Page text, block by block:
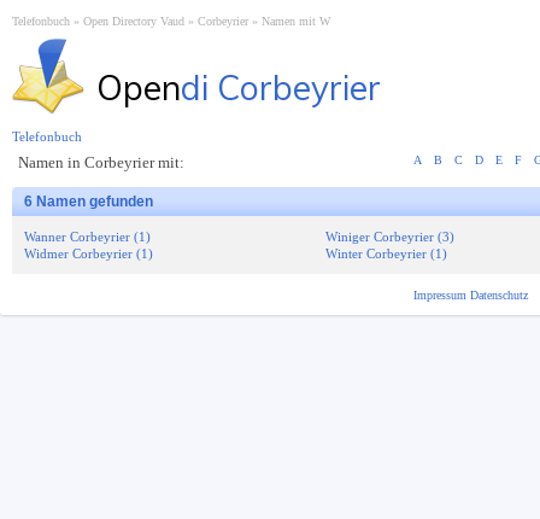
Telefonbuch Open Directory Vaud Corbeyrier Namen mit W
Opendi Corbeyrier
Namen in Corbeyrier mit: A B C D E F
6 Namen gefunden
Wanner Corbeyrier (1)
Widmer Corbeyrier (1)
Winiger Corbeyrier (3)
Winter Corbeyrier (1)
Telefonbuch
Impressum Datenschutz